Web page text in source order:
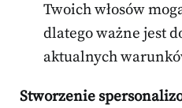
Twoich włosów
dlatego ważne jest
aktualnych
Stworzenie